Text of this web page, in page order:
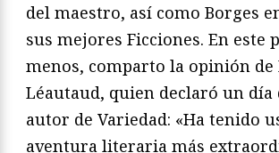
del maestro, así como Borges
sus mejores Ficciones. En este
menos, comparto la opinión de
Léautaud, quien declaró un día
autor de Variedad: «Ha tenido
aventura literaria más